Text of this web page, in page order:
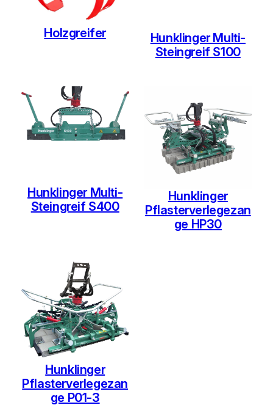
Holzgreifer
Hunklinger Multi-
Steingreif S100
Hunklinger Multi-
Steingreif S400
Hunklinger
Pflasterverlegezan
ge HP30
Hunklinger
Pflasterverlegezan
ge P01-3